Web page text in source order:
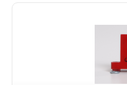
М8 7